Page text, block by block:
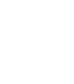
A esto se
infantil al aire
demanda
hasta tres
fueron
María, Santa Rosa